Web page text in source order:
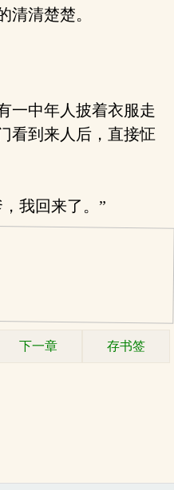
清清楚楚。
一中年人披着衣服走
看到来人后，直接怔
我回来了。”
下一章 存书签